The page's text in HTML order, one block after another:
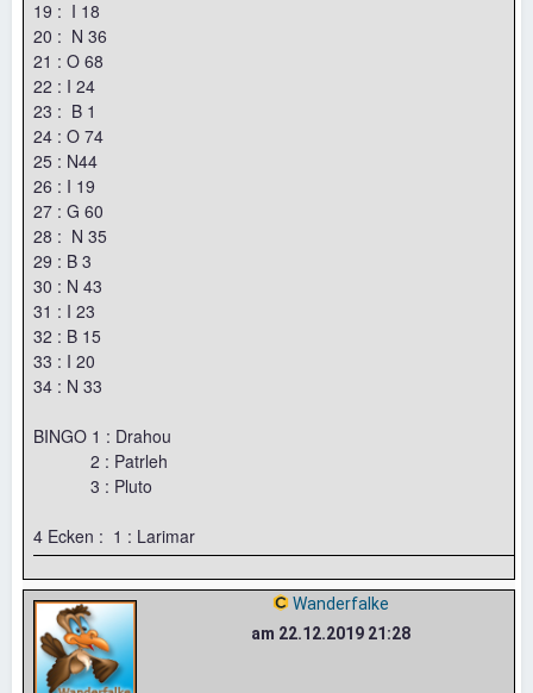
19 : I 18
20 : N 36
21 : O 68
22 : I 24
23 : B 1
24 : O 74
25 : N44
26 : I 19
27 : G 60
28 : N 35
29 : B 3
30 : N 43
31 : I 23
32 : B 15
33 : I 20
34 : N 33
BINGO 1 : Drahou
2 : Patrleh
3 : Pluto
4 Ecken : 1 : Larimar
Wanderfalke
am 22.12.2019 21:28